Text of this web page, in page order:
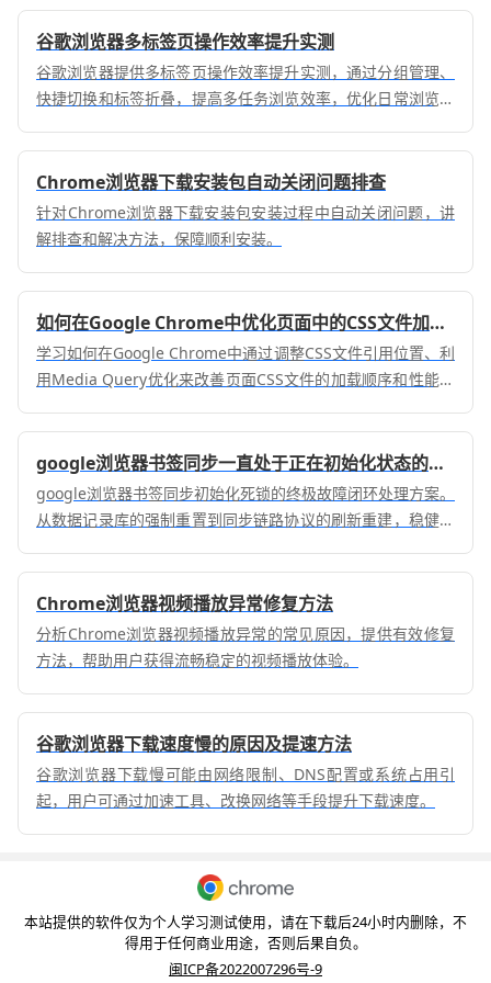
谷歌浏览器多标签页操作效率提升实测
谷歌浏览器提供多标签页操作效率提升实测，通过分组管理、
快捷切换和标签折叠，提高多任务浏览效率，优化日常浏览和
Chrome浏览器下载安装包自动关闭问题排查
针对Chrome浏览器下载安装包安装过程中自动关闭问题，讲
解排查和解决方法，保障顺利安装。
如何在Google Chrome中优化页面中的CSS文件加载顺序
学习如何在Google Chrome中通过调整CSS文件引用位置、利
用Media Query优化来改善页面CSS文件的加载顺序和性能表
google浏览器书签同步一直处于正在初始化状态的终极解决法
google浏览器书签同步初始化死锁的终极故障闭环处理方案。
从数据记录库的强制重置到同步链路协议的刷新重建，稳健恢
Chrome浏览器视频播放异常修复方法
分析Chrome浏览器视频播放异常的常见原因，提供有效修复
方法，帮助用户获得流畅稳定的视频播放体验。
谷歌浏览器下载速度慢的原因及提速方法
谷歌浏览器下载慢可能由网络限制、DNS配置或系统占用引
起，用户可通过加速工具、改换网络等手段提升下载速度。
本站提供的软件仅为个人学习测试使用，请在下载后24小时内删除，不
得用于任何商业用途，否则后果自负。
闽ICP备2022007296号-9